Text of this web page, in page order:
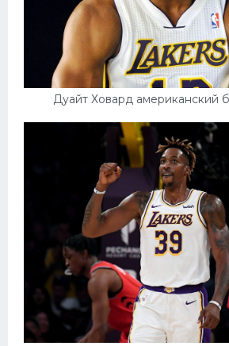
Дуайт Ховард американский